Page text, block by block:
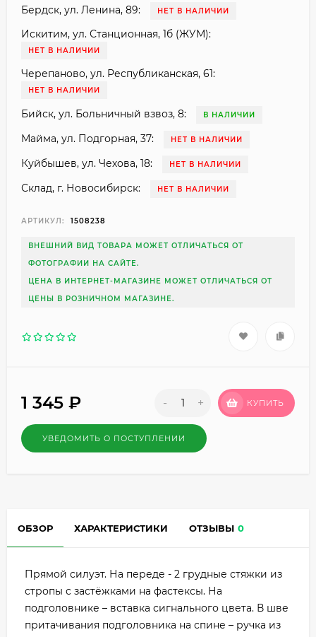
Бердск, ул. Ленина, 89: НЕТ В НАЛИЧИИ
Искитим, ул. Станционная, 1б (ЖУМ):
НЕТ В НАЛИЧИИ
Черепаново, ул. Республиканская, 61:
НЕТ В НАЛИЧИИ
Бийск, ул. Больничный взвоз, 8: В НАЛИЧИИ
Майма, ул. Подгорная, 37: НЕТ В НАЛИЧИИ
Куйбышев, ул. Чехова, 18: НЕТ В НАЛИЧИИ
Склад, г. Новосибирск: НЕТ В НАЛИЧИИ
АРТИКУЛ: 1508238
ВНЕШНИЙ ВИД ТОВАРА МОЖЕТ ОТЛИЧАТЬСЯ ОТ
ФОТОГРАФИИ НА САЙТЕ.
ЦЕНА В ИНТЕРНЕТ-МАГАЗИНЕ МОЖЕТ ОТЛИЧАТЬСЯ ОТ
ЦЕНЫ В РОЗНИЧНОМ МАГАЗИНЕ.
1 345 ₽ - + КУПИТЬ
УВЕДОМИТЬ О ПОСТУПЛЕНИИ
ОБЗОР ХАРАКТЕРИСТИКИ ОТЗЫВЫ 0
Прямой силуэт. На переде - 2 грудные стяжки из
стропы с застёжками на фастексы. На
подголовнике – вставка сигнального цвета. В шве
притачивания подголовника на спине – ручка из